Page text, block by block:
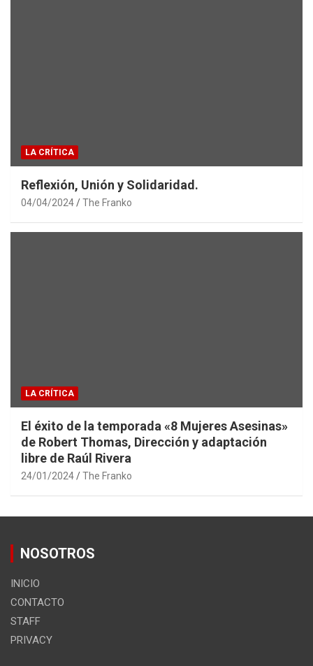
LA CRÍTICA
Reflexión, Unión y Solidaridad.
04/04/2024 The Franko
LA CRÍTICA
El éxito de la temporada «8 Mujeres Asesinas»
de Robert Thomas, Dirección y adaptación
libre de Raúl Rivera
24/01/2024 The Franko
NOSOTROS
INICIO
CONTACTO
STAFF
PRIVACY